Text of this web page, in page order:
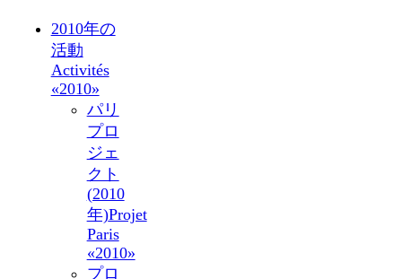
2010年の
活動
Activités
«2010»
パリ
プロ
ジェ
クト
(2010
年)Projet
Paris
«2010»
プロ